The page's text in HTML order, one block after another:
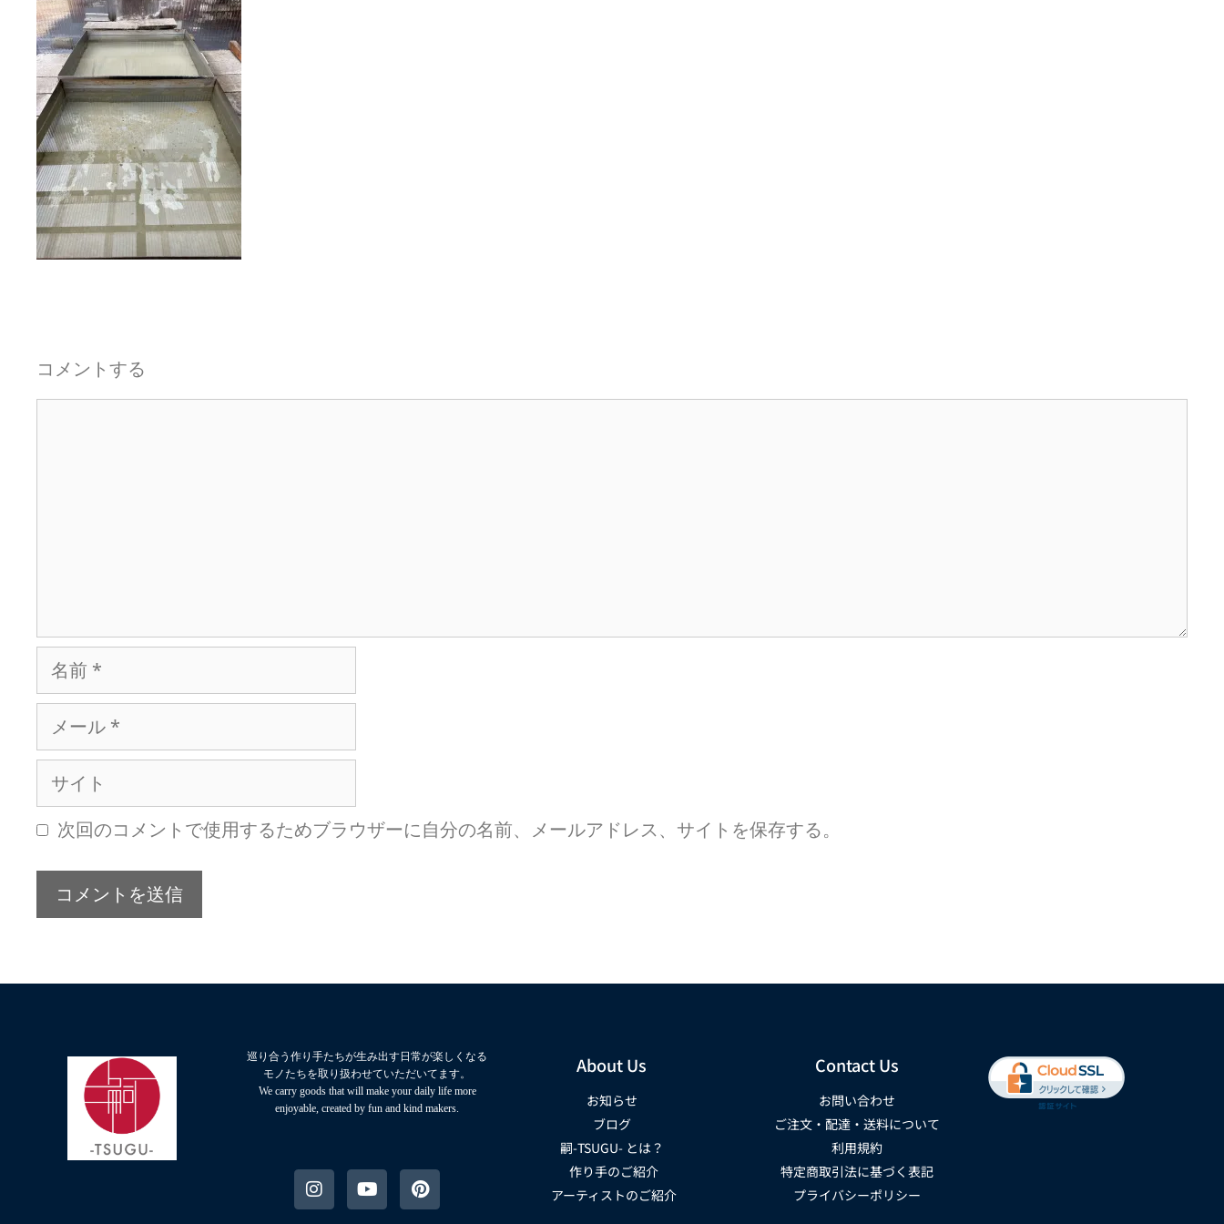
コメントする
次回のコメントで使用するためブラウザーに自分の名前、メールアドレス、サイトを保存する。
巡り合う作り手たちが生み出す日常が楽しくなる
モノたちを取り扱わせていただいてます。
We carry goods that will make your daily life more
enjoyable, created by fun and kind makers.
About Us
お知らせ
ブログ
嗣-TSUGU- とは？
作り手のご紹介
アーティストのご紹介
Contact Us
お問い合わせ
ご注文・配達・送料について
利用規約
特定商取引法に基づく表記
プライバシーポリシー